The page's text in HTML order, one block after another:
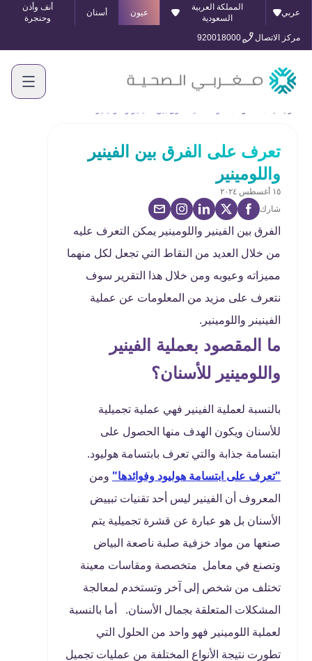
عربي
المملكة العربية
السعودية
عيون أسنان
أنف وأذن
وحنجرة
مركز الاتصال
920018000
تعرف على الفرق بين الفينير
واللومينير
١٥ أغسطس ٢٠٢٤
شارك
الفرق بين الفينير واللومينير يمكن التعرف عليه
من خلال العديد من النقاط التي تجعل لكل منهما
مميزاته وعيوبه ومن خلال هذا التقرير سوف
نتعرف على مزيد من المعلومات عن عملية
الفينينر واللومينير.
ما المقصود بعملية الفينير
واللومينير للأسنان؟
بالنسبة لعملية الفينير فهي عملية تجميلية
للأسنان ويكون الهدف منها الحصول على
ابتسامة جذابة والتي تعرف بابتسامة هوليود.
"تعرف على ابتسامة هوليود وفوائدها" ومن
المعروف أن الفينير ليس أحد تقنيات تبييض
الأسنان بل هو عبارة عن قشرة تجميلية يتم
صنعها من مواد خزفية صلبة ناصعة البياض
وتصنع في معامل متخصصة ومقاسات معينة
تختلف من شخص إلى آخر وتستخدم لمعالجة
المشكلات المتعلقة بجمال الأسنان. أما بالنسبة
لعملية اللومينير فهو واحد من الحلول التي
تطورت نتيجة الأنواع المختلفة من عمليات تجميل